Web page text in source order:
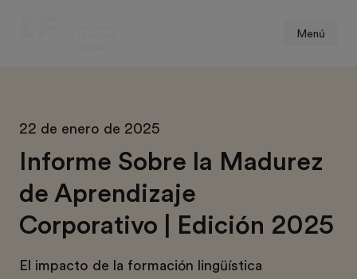
Menú
22 de enero de 2025
Informe Sobre la Madurez
de Aprendizaje
Corporativo | Edición 2025
El impacto de la formación lingüística